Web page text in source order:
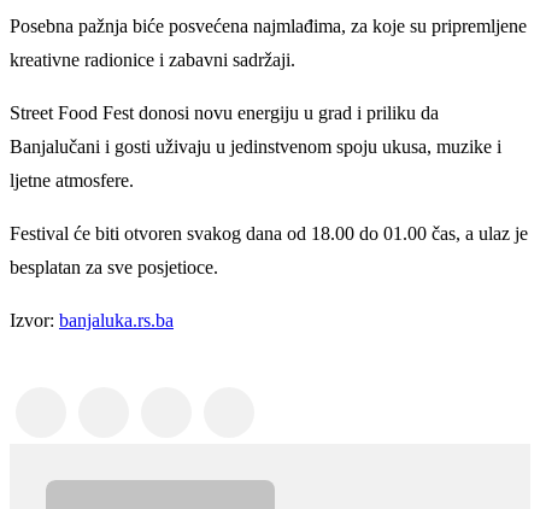
Posebna pažnja biće posvećena najmlađima, za koje su pripremljene
kreativne radionice i zabavni sadržaji.
Street Food Fest donosi novu energiju u grad i priliku da
Banjalučani i gosti uživaju u jedinstvenom spoju ukusa, muzike i
ljetne atmosfere.
Festival će biti otvoren svakog dana od 18.00 do 01.00 čas, a ulaz je
besplatan za sve posjetioce.
Izvor: banjaluka.rs.ba